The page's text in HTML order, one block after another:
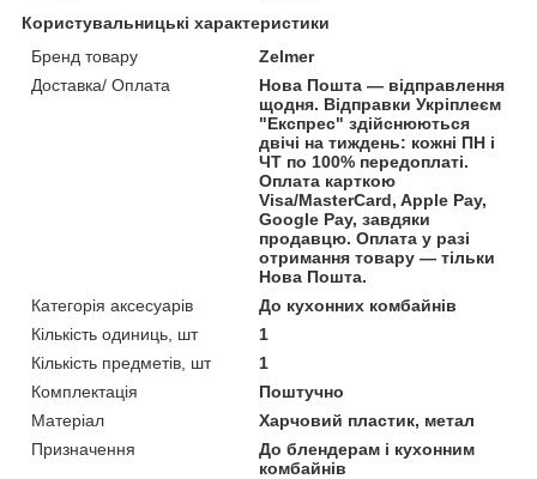
Користувальницькі характеристики
Бренд товару
Zelmer
Доставка/ Оплата
Нова Пошта — відправлення
щодня. Відправки Укріплеєм
"Експрес" здійснюються
двічі на тиждень: кожні ПН і
ЧТ по 100% передоплаті.
Оплата карткою
Visa/MasterCard, Apple Pay,
Google Pay, завдяки
продавцю. Оплата у разі
отримання товару — тільки
Нова Пошта.
Категорія аксесуарів
До кухонних комбайнів
Кількість одиниць, шт
1
Кількість предметів, шт
1
Комплектація
Поштучно
Матеріал
Харчовий пластик, метал
Призначення
До блендерам і кухонним
комбайнів